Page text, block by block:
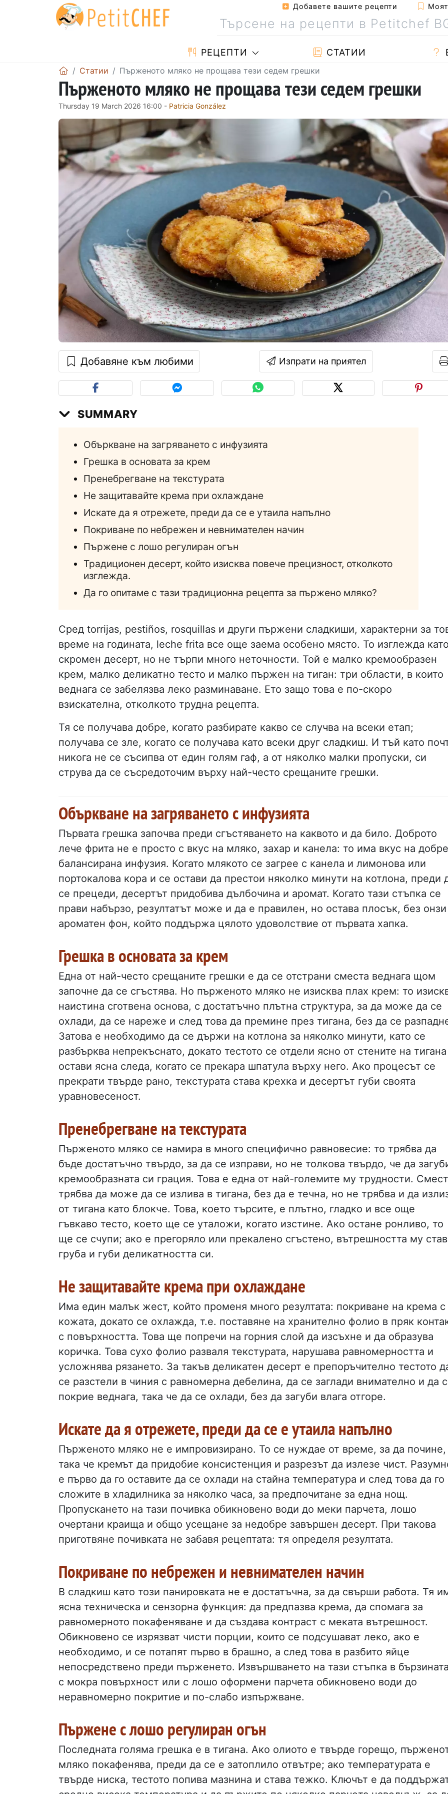
Добавете вашите рецепти
РЕЦЕПТИ СТАТИИ
Статии Пърженото мляко не прощава тези седем грешки
Пърженото мляко не прощава тези седем грешки
Thursday 19 March 2026 16:00 - Patricia González
Добавяне към любими Изпрати на приятел
SUMMARY
Объркване на загряването с инфузията
Грешка в основата за крем
Пренебрегване на текстурата
Не защитавайте крема при охлаждане
Искате да я отрежете, преди да се е утаила напълно
Покриване по небрежен и невнимателен начин
Пържене с лошо регулиран огън
Традиционен десерт, който изисква повече прецизност, отколкото
изглежда.
Да го опитаме с тази традиционна рецепта за пържено мляко?
Сред torrijas, pestiños, rosquillas и други пържени сладкиши, характерни за
време на годината, leche frita все още заема особено място. То изглежда като
скромен десерт, но не търпи много неточности. Той е малко кремообразен
крем, малко деликатно тесто и малко пържен на тиган: три области, в които
веднага се забелязва леко разминаване. Ето защо това е по-скоро
взискателна, отколкото трудна рецепта.
Тя се получава добре, когато разбирате какво се случва на всеки етап;
получава се зле, когато се получава като всеки друг сладкиш. И тъй като
никога не се съсипва от един голям гаф, а от няколко малки пропуски, си
струва да се съсредоточим върху най-често срещаните грешки.
Объркване на загряването с инфузията
Първата грешка започва преди сгъстяването на каквото и да било. Доброто
лече фрита не е просто с вкус на мляко, захар и канела: то има вкус на добре
балансирана инфузия. Когато млякото се загрее с канела и лимонова или
портокалова кора и се остави да престои няколко минути на котлона, преди
се прецеди, десертът придобива дълбочина и аромат. Когато тази стъпка се
прави набързо, резултатът може и да е правилен, но остава плосък, без онзи
ароматен фон, който поддържа цялото удоволствие от първата хапка.
Грешка в основата за крем
Една от най-често срещаните грешки е да се отстрани сместа веднага щом
започне да се сгъстява. Но пърженото мляко не изисква плах крем: то
наистина сготвена основа, с достатъчно плътна структура, за да може да се
охлади, да се нареже и след това да премине през тигана, без да се
Затова е необходимо да се държи на котлона за няколко минути, като се
разбърква непрекъснато, докато тестото се отдели ясно от стените на
остави ясна следа, когато се прекара шпатула върху него. Ако процесът се
прекрати твърде рано, текстурата става крехка и десертът губи своята
уравновесеност.
Пренебрегване на текстурата
Пърженото мляко се намира в много специфично равновесие: то трябва да
бъде достатъчно твърдо, за да се изправи, но не толкова твърдо, че да
кремообразната си грация. Това е една от най-големите му трудности.
трябва да може да се излива в тигана, без да е течна, но не трябва и да
от тигана като блокче. Това, което търсите, е плътно, гладко и все още
гъвкаво тесто, което ще се уталожи, когато изстине. Ако остане ронливо, то
ще се счупи; ако е прегоряло или прекалено сгъстено, вътрешността му
груба и губи деликатността си.
Не защитавайте крема при охлаждане
Има един малък жест, който променя много резултата: покриване на крема с
кожата, докато се охлажда, т.е. поставяне на хранително фолио в пряк
с повърхността. Това ще попречи на горния слой да изсъхне и да образува
коричка. Това сухо фолио разваля текстурата, нарушава равномерността и
усложнява рязането. За такъв деликатен десерт е препоръчително тестото
се разстели в чиния с равномерна дебелина, да се заглади внимателно и да
покрие веднага, така че да се охлади, без да загуби влага отгоре.
Искате да я отрежете, преди да се е утаила напълно
Пърженото мляко не е импровизирано. То се нуждае от време, за да почине,
така че кремът да придобие консистенция и разрезът да излезе чист.
е първо да го оставите да се охлади на стайна температура и след това да го
сложите в хладилника за няколко часа, за предпочитане за една нощ.
Пропускането на тази почивка обикновено води до меки парчета, лошо
очертани краища и общо усещане за недобре завършен десерт. При такова
приготвяне почивката не забавя рецептата: тя определя резултата.
Покриване по небрежен и невнимателен начин
В сладкиш като този панировката не е достатъчна, за да свърши работа. Тя
ясна техническа и сензорна функция: да предпазва крема, да спомага за
равномерното покафеняване и да създава контраст с меката вътрешност.
Обикновено се изрязват чисти порции, които се подсушават леко, ако е
необходимо, и се потапят първо в брашно, а след това в разбито яйце
непосредствено преди пърженето. Извършването на тази стъпка в
с мокра повърхност или с лошо оформени парчета обикновено води до
неравномерно покритие и по-слабо изпържване.
Пържене с лошо регулиран огън
Последната голяма грешка е в тигана. Ако олиото е твърде горещо,
мляко покафенява, преди да се е затоплило отвътре; ако температурата е
твърде ниска, тестото попива мазнина и става тежко. Ключът е да